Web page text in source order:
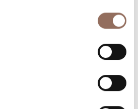
Essen und